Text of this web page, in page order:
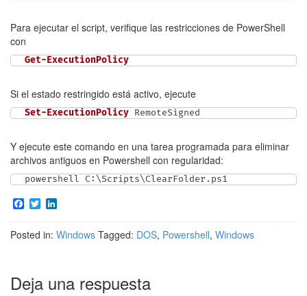
Para ejecutar el script, verifique las restricciones de PowerShell
con
Get-ExecutionPolicy
Si el estado restringido está activo, ejecute
Set-ExecutionPolicy RemoteSigned
Y ejecute este comando en una tarea programada para eliminar
archivos antiguos en Powershell con regularidad:
powershell C:\Scripts\ClearFolder . ps1
F
a
c
e
k
T
w
i n
k
n
Posted in: Windows Tagged: DOS, Powershell, Windows
Deja una respuesta